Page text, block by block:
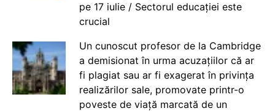
pe 17 iulie / Sectorul educației este
crucial
Un cunoscut profesor de la Cambridge
a demisionat în urma acuzațiilor că ar
fi plagiat sau ar fi exagerat în privința
realizărilor sale, promovate printr-o
poveste de viață marcată de un